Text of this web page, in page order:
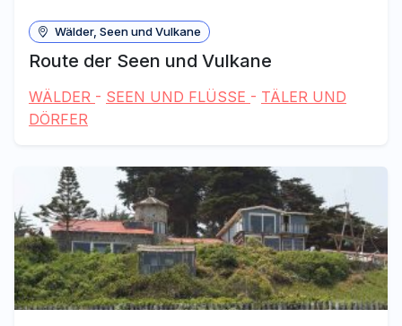
Wälder, Seen und Vulkane
Route der Seen und Vulkane
WÄLDER - SEEN UND FLÜSSE - TÄLER UND
DÖRFER